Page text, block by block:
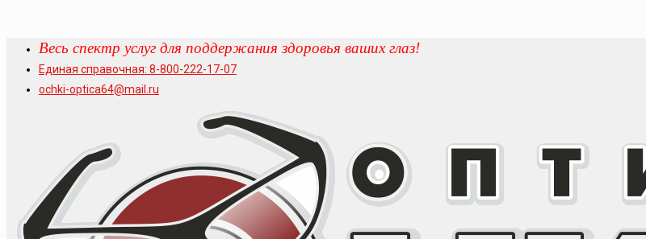
Весь спектр услуг для поддержания здоровья ваших глаз!
Единая справочная: 8-800-222-17-07
ochki-optica64@mail.ru